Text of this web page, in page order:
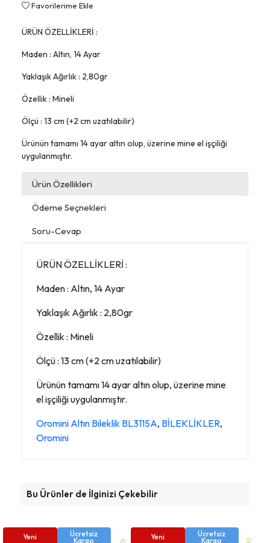
Favorilerime Ekle
ÜRÜN ÖZELLİKLERİ :
Maden : Altın, 14 Ayar
Yaklaşık Ağırlık : 2,80gr
Özellik : Mineli
Ölçü : 13 cm (+2 cm uzatılabilir)
Ürünün tamamı 14 ayar altın olup, üzerine mine el işçiliği
uygulanmıştır.
Ürün Özellikleri
Ödeme Seçnekleri
Soru-Cevap
ÜRÜN ÖZELLİKLERİ :
Maden : Altın, 14 Ayar
Yaklaşık Ağırlık : 2,80gr
Özellik : Mineli
Ölçü : 13 cm (+2 cm uzatılabilir)
Ürünün tamamı 14 ayar altın olup, üzerine mine
el işçiliği uygulanmıştır.
Oromini Altın Bileklik BL3115A, BİLEKLİKLER,
Oromini
Bu Ürünler de İlginizi Çekebilir
Yeni Ücretsiz
Kargo Yeni Ücretsiz
Kargo